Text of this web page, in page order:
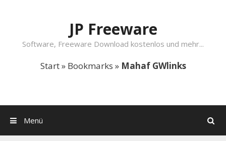
JP Freeware
Software, Freeware Download kostenlos und mehr...
Start» Bookmarks » Mahaf GWlinks
Suchen
Menü